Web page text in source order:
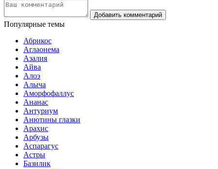
Популярные темы
Абрикос
Аглаонема
Азалия
Айва
Алоэ
Алыча
Аморфофаллус
Ананас
Антуриум
Анютины глазки
Арахис
Арбузы
Аспарагус
Астры
Базилик